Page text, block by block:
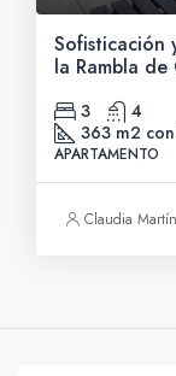
Sofisticación
la Rambla de
3
4
363 m2
APARTAMENTO
Claudia